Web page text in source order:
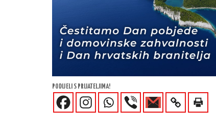
PODIJELI S PRIJATELJIMA!